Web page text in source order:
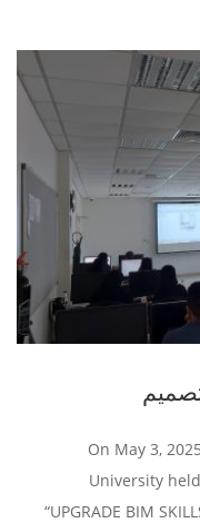
On May 3,
University
“UPGRADE BIM